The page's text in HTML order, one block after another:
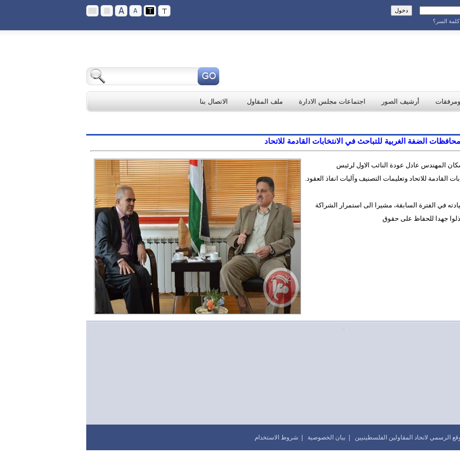
السر؟
أرشيف الصور اجتماعات مجلس الادارة ملف المقاول الاتصال بنا
المهندس عادل عودة النائب الاول لرئيس
القادمة للاتحاد وتعليمات التصنيف وآليات انفاذ العقود.
في الفترة السابقة، مشيرا الى استمرار الشراكة
بذلوا جهدا للحفاظ على حقوق
بيان الخصوصية شروط الاستخدام